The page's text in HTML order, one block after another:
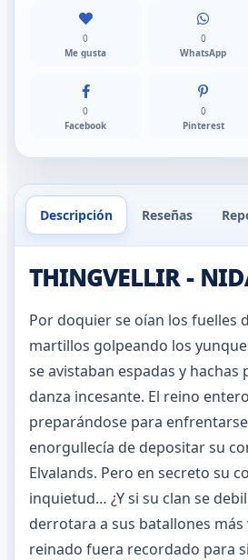
0
Me gusta
0
WhatsApp
0
Facebook
0
Pinterest
Descripción Reseñas
THINGVELLIR -
Por doquier se oían los fuelles
martillos golpeando los
se avistaban espadas y hachas
danza incesante. El reino
preparándose para enfrentarse
enorgullecía de depositar su
Elvalands. Pero en secreto su
inquietud… ¿Y si su clan se
derrotara a sus batallones más
reinado fuera recordado para